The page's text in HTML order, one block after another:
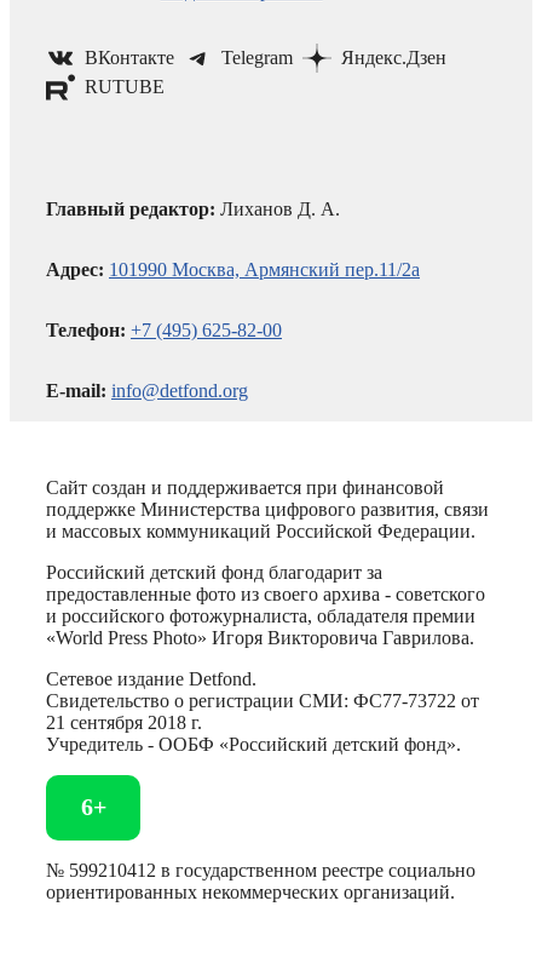
ВКонтакте Telegram
Яндекс.Дзен
RUTUBE
Главный редактор: Лиханов Д. А.
Адрес: 101990 Москва, Армянский пер.11/2а
Телефон: +7 (495) 625-82-00
E-mail: info@detfond.org
Сайт создан и поддерживается при финансовой
поддержке Министерства цифрового развития, связи
и массовых коммуникаций Российской Федерации.
Российский детский фонд благодарит за
предоставленные фото из своего архива - советского
и российского фотожурналиста, обладателя премии
«World Press Photo» Игоря Викторовича Гаврилова.
Сетевое издание Detfond.
Свидетельство о регистрации СМИ: ФС77-73722 от
21 сентября 2018 г.
Учредитель - ООБФ «Российский детский фонд».
6+
№ 599210412 в государственном реестре социально
ориентированных некоммерческих организаций.